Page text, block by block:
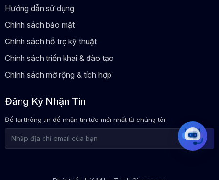
Hướng dẫn sử dụng
Chính sách bảo mật
Chính sách hỗ trợ kỹ thuật
Chính sách triển khai & đào tạo
Chính sách mở rộng & tích hợp
Đăng Ký Nhận Tin
Để lại thông tin để nhận tin tức mới nhất từ chúng tôi